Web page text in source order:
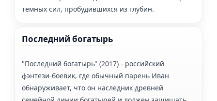
темных сил, пробудившихся из глубин.
Последний богатырь
"Последний богатырь" (2017) - российский
фэнтези-боевик, где обычный парень Иван
обнаруживает, что он наследник древней